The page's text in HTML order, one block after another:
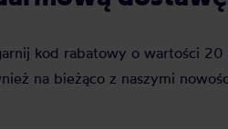
kod rabatowy o wartości 20
na bieżąco z naszymi